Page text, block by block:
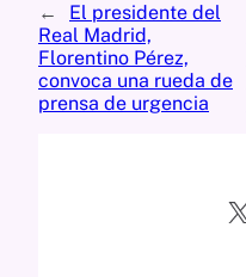
←
El presidente del
Real Madrid,
Florentino Pérez,
convoca una rueda de
prensa de urgencia
X